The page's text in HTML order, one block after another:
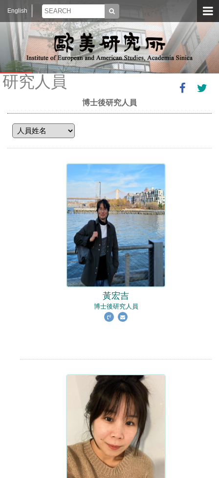
English
研究人員
博士後研究人員
黃宏吉
博士後研究人員